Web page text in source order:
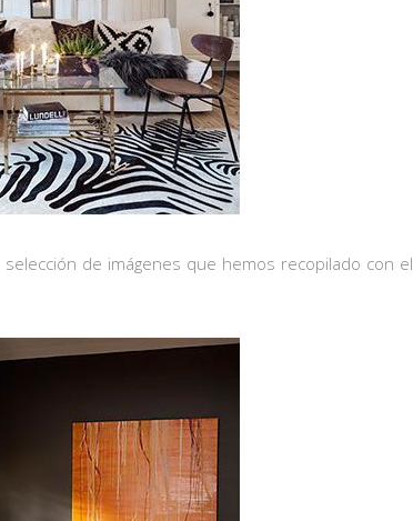
de imágenes que hemos recopilado con el